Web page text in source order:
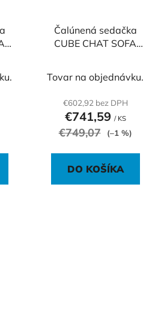
Čalúnená sedačka
CUBE CHAT SOFA
Tovar na objednávku.
€602,92 bez DPH
€741,59 / KS
€749,07 (–1 %)
DO KOŠÍKA